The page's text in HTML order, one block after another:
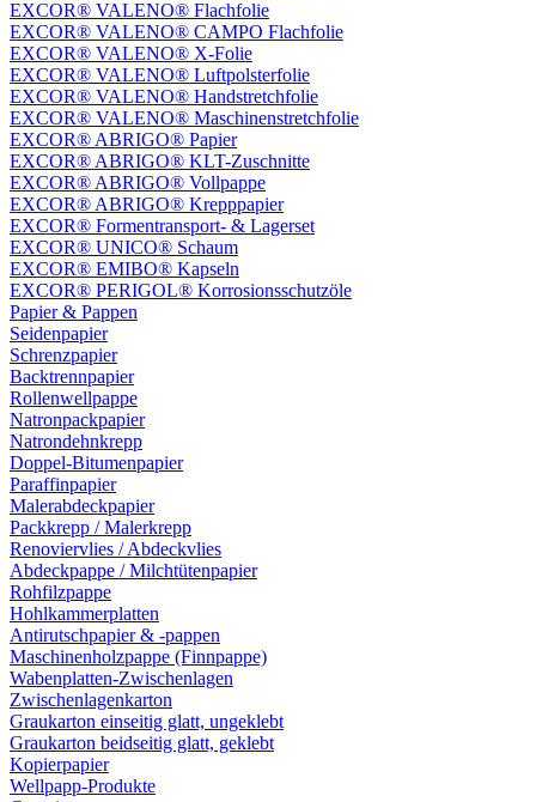
EXCOR® VALENO® Flachfolie
EXCOR® VALENO® CAMPO Flachfolie
EXCOR® VALENO® X-Folie
EXCOR® VALENO® Luftpolsterfolie
EXCOR® VALENO® Handstretchfolie
EXCOR® VALENO® Maschinenstretchfolie
EXCOR® ABRIGO® Papier
EXCOR® ABRIGO® KLT-Zuschnitte
EXCOR® ABRIGO® Vollpappe
EXCOR® ABRIGO® Krepppapier
EXCOR® Formentransport- & Lagerset
EXCOR® UNICO® Schaum
EXCOR® EMIBO® Kapseln
EXCOR® PERIGOL® Korrosionsschutzöle
Papier & Pappen
Seidenpapier
Schrenzpapier
Backtrennpapier
Rollenwellpappe
Natronpackpapier
Natrondehnkrepp
Doppel-Bitumenpapier
Paraffinpapier
Malerabdeckpapier
Packkrepp / Malerkrepp
Renoviervlies / Abdeckvlies
Abdeckpappe / Milchtütenpapier
Rohfilzpappe
Hohlkammerplatten
Antirutschpapier & -pappen
Maschinenholzpappe (Finnpappe)
Wabenplatten-Zwischenlagen
Zwischenlagenkarton
Graukarton einseitig glatt, ungeklebt
Graukarton beidseitig glatt, geklebt
Kopierpapier
Wellpapp-Produkte